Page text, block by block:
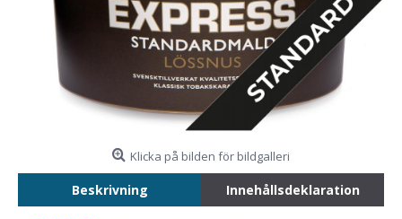
Klicka på bilden för bildgalleri
Beskrivning Innehållsdeklaration